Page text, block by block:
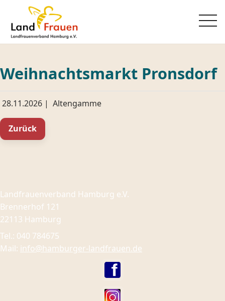
Weihnachtsmarkt Pronsdorf
28.11.2026 | Altengamme
Zurück
Landfrauenverband Hamburg e.V.
Brennerhof 121
22113 Hamburg
Tel.: 040 784675
Mail: info@hamburger-landfrauen.de